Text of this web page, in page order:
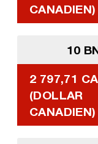
CANADIEN)
10
2 797,71
(DOLLAR
CANADIEN)